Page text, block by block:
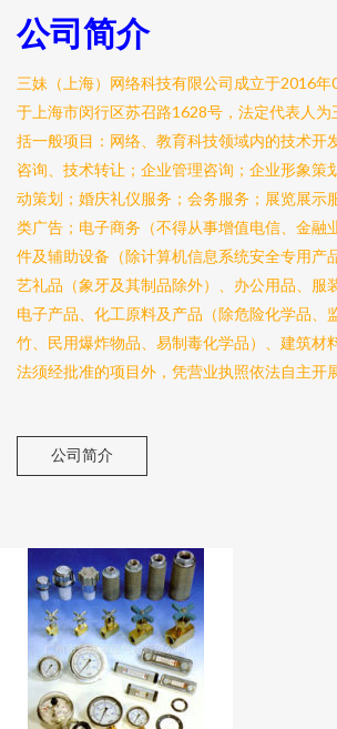
公司简介
三妹（上海）网络科技有限公司成立于2016
于上海市闵行区苏召路1628号，法定代表人
括一般项目：网络、教育科技领域内的技术开
咨询、技术转让；企业管理咨询；企业形象策
动策划；婚庆礼仪服务；会务服务；展览展示
类广告；电子商务（不得从事增值电信、金融
件及辅助设备（除计算机信息系统安全专用产
艺礼品（象牙及其制品除外）、办公用品、服
电子产品、化工原料及产品（除危险化学品、
竹、民用爆炸物品、易制毒化学品）、建筑材
法须经批准的项目外，凭营业执照依法自主开
公司简介